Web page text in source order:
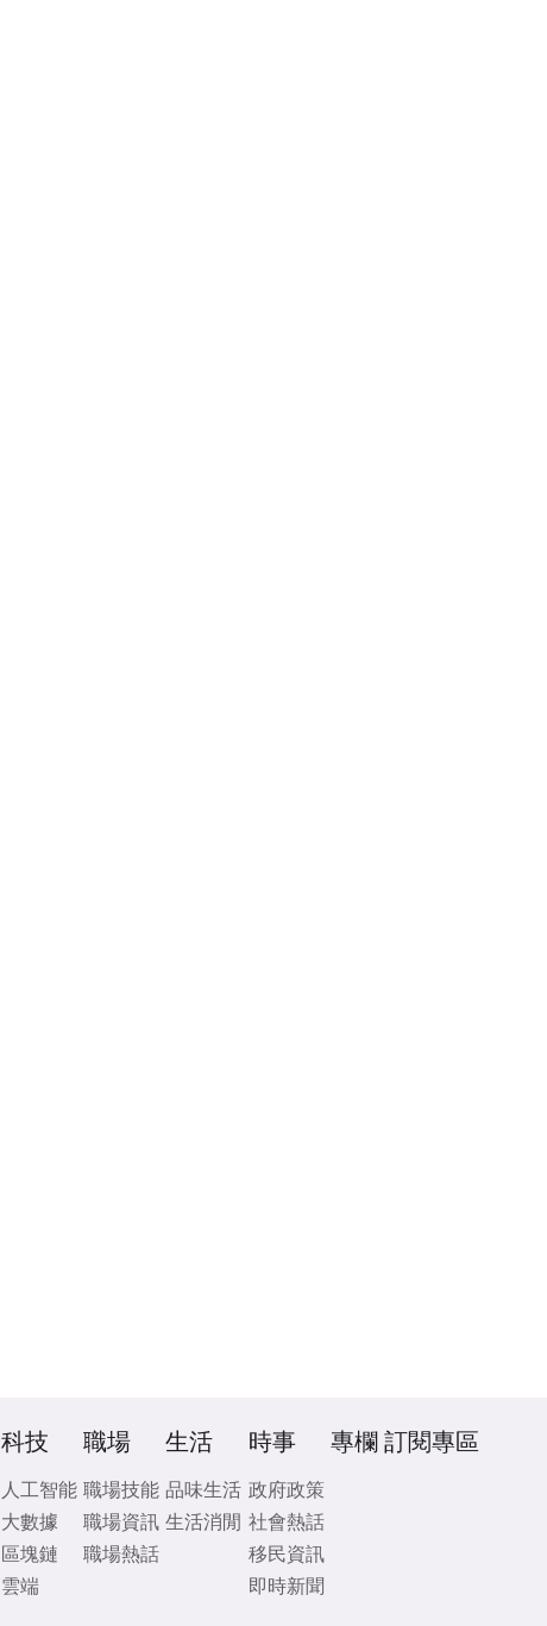
科技
人工智能
大數據
區塊鏈
雲端
職場
職場技能
職場資訊
職場熱話
生活
品味生活
生活消閒
時事
政府政策
社會熱話
移民資訊
即時新聞
專欄 訂閱專區